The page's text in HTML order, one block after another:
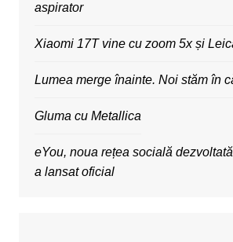
aspirator
Xiaomi 17T vine cu zoom 5x și
Lumea merge înainte. Noi stăm în
Gluma cu Metallica
eYou, noua rețea socială
a lansat oficial